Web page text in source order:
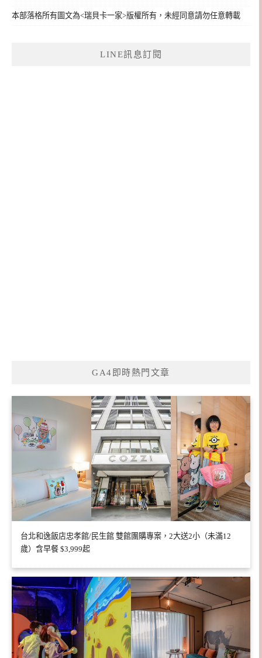
本部落格所有圖文為<瑞貝卡一家>版權所有，未經同意請勿任意轉載
LINE訊息訂閱
GA4即時熱門文章
台北和逸飯店忠孝館/民生館 雙館團購專案，2大送2小（未滿12
歲）含早餐 $3,999起